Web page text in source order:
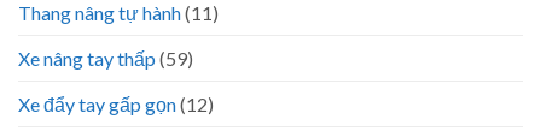
Thang nâng tự hành(11)
Xe nâng tay thấp (59)
Xe đẩy tay gấp gọn(12)